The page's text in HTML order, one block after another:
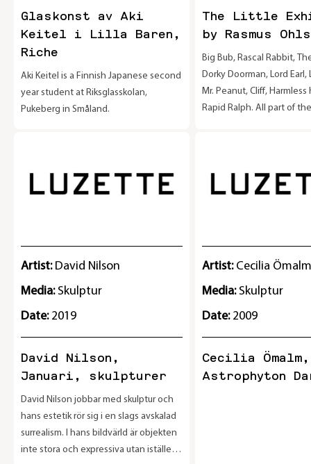
Glaskonst av Aki
Keitel i Lilla Baren,
Riche
Aki Keitel is a Finnish Japanese second
year student at Riksglasskolan,
Pukeberg in Småland.
The Little
by Rasmus
Big Bub, Rascal Rabbit,
Dorky Doorman, Lord
Mr. Peanut, Cliff,
Rapid Ralph. All part of
Utställningen pågår
nov.
Artist: David Nilson
Media: Skulptur
Date: 2019
David Nilson,
Januari, skulpturer
David Nilson jobbar med skulptur och
hans estetik rör sig i en slags avskalad
surrealism. I hans bildvärld är objekten
inte stora och expressiva utan istället
Artist: Cecilia Ömalm
Media: Skulptur
Date: 2009
Cecilia Ömalm,
Astrophyton